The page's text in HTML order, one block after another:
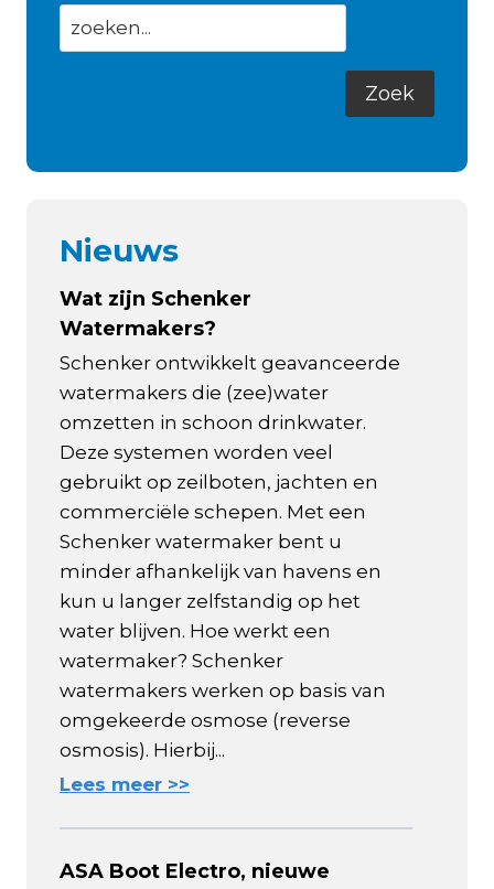
Nieuws
Wat zijn Schenker
Watermakers?
Schenker ontwikkelt geavanceerde
watermakers die (zee)water
omzetten in schoon drinkwater.
Deze systemen worden veel
gebruikt op zeilboten, jachten en
commerciële schepen. Met een
Schenker watermaker bent u
minder afhankelijk van havens en
kun u langer zelfstandig op het
water blijven. Hoe werkt een
watermaker? Schenker
watermakers werken op basis van
omgekeerde osmose (reverse
osmosis). Hierbij...
Lees meer >>
ASA Boot Electro, nieuwe